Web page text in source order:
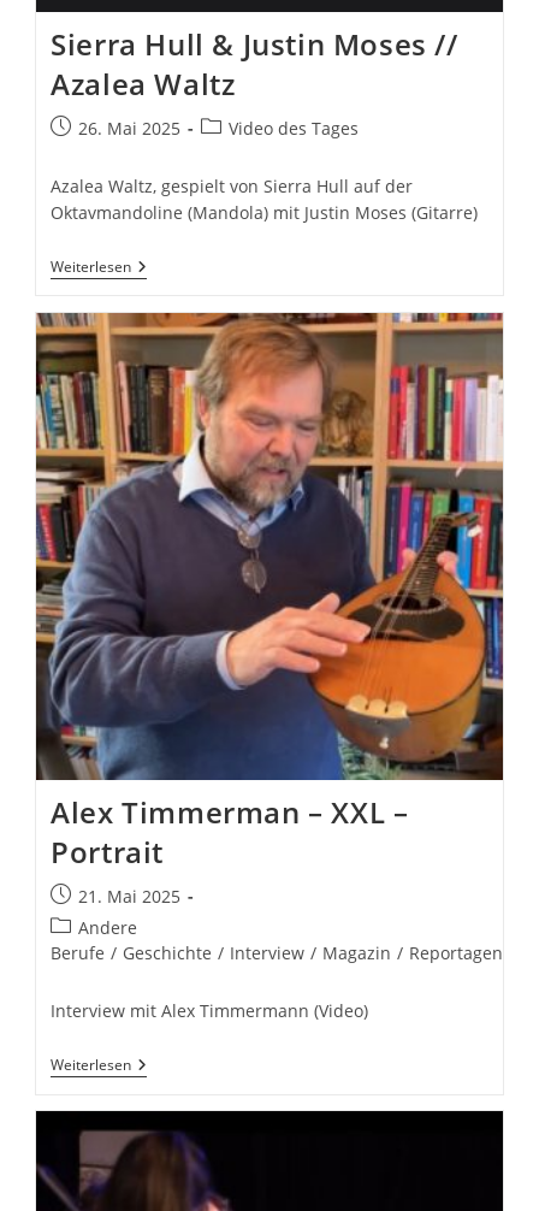
Sierra Hull & Justin Moses //
Azalea Waltz
Beitrag26. Mai 2025
Beitrags-
Video des Tages
Azalea Waltz, gespielt von Sierra Hull auf der
Oktavmandoline (Mandola) mit Justin Moses (Gitarre)
WeiterlesenSierra
Hull
Justin
Moses
//
Azalea
Waltz
Alex Timmerman – XXL –
Portrait
Beitrag
veröffentlicht:
21. Mai 2025
Beitrags-
Kategorie:
Andere
Berufe / Geschichte / Interview / Magazin / Reportagen
Interview mit Alex Timmermann (Video)
WeiterlesenAlex
Timmerman
–
Portrait